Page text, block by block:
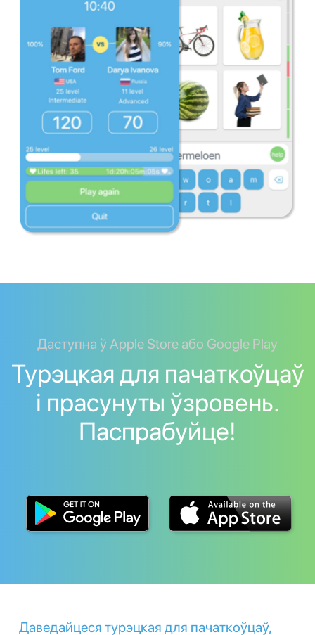
Даступна ў Apple Store або Google Play
Турэцкая для пачаткоўцаў
і прасунуты ўзровень.
Паспрабуйце!
Даведайцеся турэцкая для пачаткоўцаў,